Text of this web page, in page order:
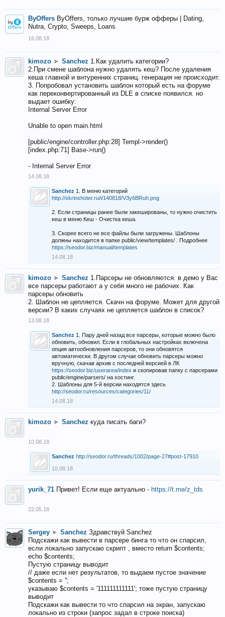
ByOffers ByOffers, только лучшие бурж офферы | Dating,
Nutra, Crypto, Sweeps, Loans
16.08.18
kimozo ► Sanchez 1.Как удалить категории?
2.При смене шаблона нужно удалять кеш? После удаления
кеша главной и внтуренних страниц. генерация не происходит.
3. Попробовал установить шаблон который есть на форуме
как переконвертированный из DLE в списке появился. но
выдает ошибку:
Internal Server Error
Unable to open main.html
[public/engine/controller.php:28] Templ->render()
[index.php:71] Base->run()
- Internal Server Error
14.08.18
Sanchez 1. В меню категорий
http://skrinshoter.ru/i/140818/V3y6BRuh.png
2. Если страницы ранее были закешированы, то нужно очистить
кеш в меню Кеш - Очистка кеша.
3. Скорее всего не все файлы были загружены. Шаблоны
должны находится в папке public/view/templates/ . Подробнее
https://seodor.biz/manual/templates
14.08.18
kimozo ► Sanchez 1.Парсеры не обновляются. в демо у Вас
все парсеры работают а у себя много не рабочих. Как
парсеры обновить
2. Шаблон не цепляется. Скачн на форуме. Может для другой
версии? В каких случаях не цепляется шаблон в список?
13.08.18
Sanchez 1. Пару дней назад все парсеры, которые можно было
обновить, обновил. Если в глобальных настройках включена
опция автообновления парсеров, то они обновятся
автоматически. В другом случае обновить парсеры можно
вручную, скачав архив с последней версией в ЛК
https://seodor.biz/userarea/index и скопировав папку с парсерами
public/engine/parsers/ на хостинг.
2. Шаблоны для 5-й версии находятся здесь
http://seodor.ru/resources/categories/11/
14.08.18
kimozo ► Sanchez куда писать баги?
10.08.18
Sanchez http://seodor.ru/threads/1002/page-27#post-17910
10.08.18
yurik_71 Привет! Если еще актуально - https://t.me/z_tds
22.05.18
Sergey ► Sanchez Здравствуй Sanchez
Подскажи как вывести в парсере бинга то что он спарсил,
если локально запускаю скрипт , вместо return $contents;
echo $contents;
Пустую страницу выводит
// даже если нет результатов, то выдаем пустое значение
$contents = '';
указываю $contents = '111111111111'; тоже пустую страницу
выводит
Подскажи как вывести то что спарсил на экран, запускаю
локально из строки (запрос задал в строке поиска)